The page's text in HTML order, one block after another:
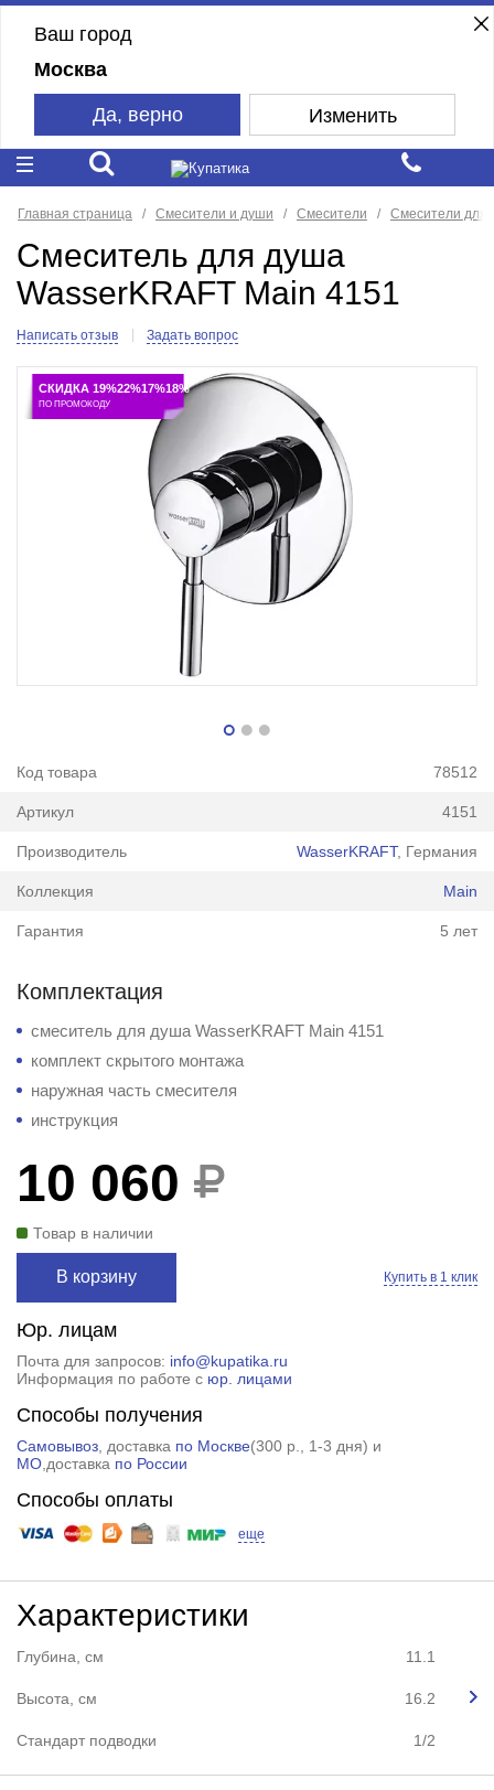
Ваш город
Москва
Да, верно Изменить
Главная страница Смесители и души Смесители Смесители для
Смеситель для душа
WasserKRAFT Main 4151
Написать отзыв Задать вопрос
СКИДКА 19%22%17%18%
ПО ПРОМОКОДУ
Код товара 78512
Артикул 4151
Производитель WasserKRAFT, Германия
Коллекция Main
Гарантия 5 лет
Комплектация
смеситель для душа WasserKRAFT Main 4151
комплект скрытого монтажа
наружная часть смесителя
инструкция
10 060
Товар в наличии
В корзину Купить в 1 клик
Юр. лицам
Почта для запросов: info@kupatika.ru
Информация по работе с юр. лицами
Способы получения
Самовывоз, доставка по Москве(300 р.
, 1-3 дня) и
МО,доставка по России
Способы оплаты
еще
Характеристики
Глубина, см 11.1
Высота, см 16.2
Стандарт подводки 1/2